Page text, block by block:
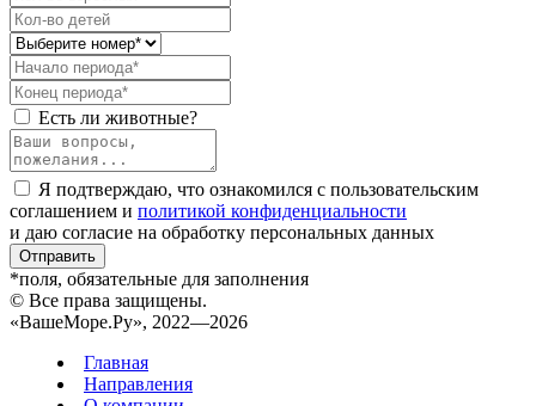
Есть ли животные?
Я подтверждаю, что ознакомился с пользовательским
соглашением и политикой конфиденциальности
и даю согласие на обработку персональных данных
Отправить
*поля, обязательные для заполнения
© Все права защищены.
«ВашеМоре.Ру», 2022—2026
Главная
Направления